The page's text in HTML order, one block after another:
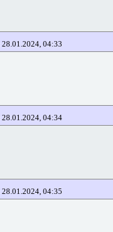
28.01.2024, 04:33
28.01.2024, 04:34
28.01.2024, 04:35